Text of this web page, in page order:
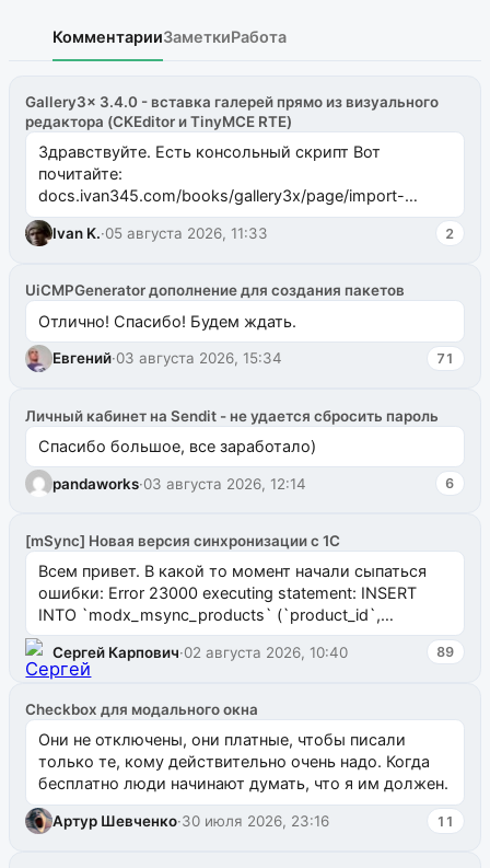
КомментарииЗаметкиРабота
Gallery3x 3.4.0 - вставка галерей прямо из визуального
редактора (CKEditor и TinyMCE RTE)
Здравствуйте. Есть консольный скрипт Вот
почитайте:
docs.ivan345.com/books/gallery3x/page/import-
ms2galleryphp
Ivan K.·05 августа 2026, 11:33 2
UiCMPGenerator дополнение для создания пакетов
Отлично! Спасибо! Будем ждать.
Евгений·03 августа 2026, 15:34 71
Личный кабинет на Sendit - не удается сбросить пароль
Спасибо большое, все заработало)
pandaworks·03 августа 2026, 12:14 6
[mSync] Новая версия синхронизации с 1С
Всем привет. В какой то момент начали сыпаться
ошибки: Error 23000 executing statement: INSERT
INTO `modx_msync_products` (`product_id`,
`uuid_1c`) VALUES ...
Сергей Карпович·02 августа 2026, 10:40 89
Checkbox для модального окна
Они не отключены, они платные, чтобы писали
только те, кому действительно очень надо. Когда
бесплатно люди начинают думать, что я им должен.
Артур Шевченко·30 июля 2026, 23:16 11